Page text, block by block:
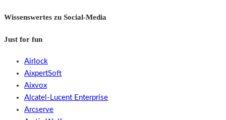
Wissenswertes zu Social-Media
Just for fun
Airlock
AixpertSoft
Aixvox
Alcatel-Lucent Enterprise
Arcserve